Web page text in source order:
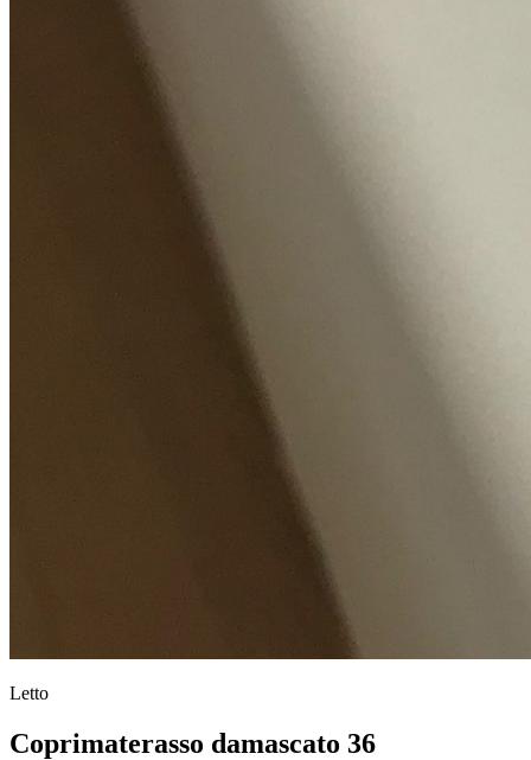
Letto
Coprimaterasso damascato 36